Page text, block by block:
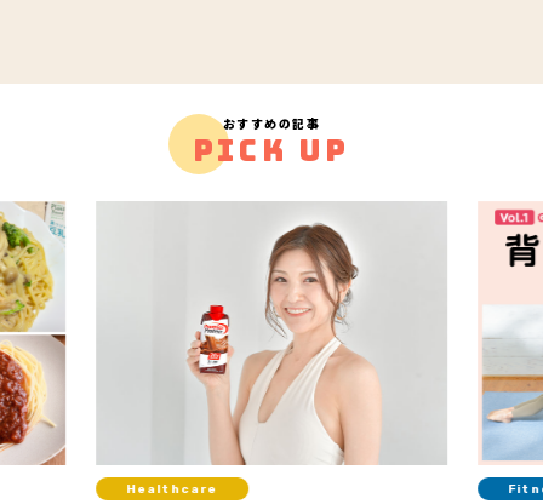
おすすめの記事
PICK UP
Healthcare